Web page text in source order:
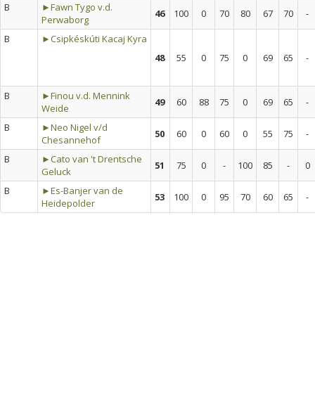
B
►Fawn Tygo v.d.
Perwaborg
46 100 0 70 80 67 70
-
B
►Csipkéskúti Kacaj Kyra
48
55 0 75 0 69 65 -
B
►Finou v.d. Mennink
Weide
49 60 88 75 0 69 65
-
B
►Neo Nigel v/d
Chesannehof
50 60 0 60 0 55 75
-
B
►Cato van 't Drentsche
Geluck
51 75 0 - 100 85 -
0
B
►Es-Banjer van de
Heidepolder
53 100 0 95 70 60 65 -